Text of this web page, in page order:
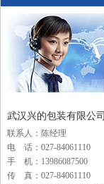
武汉兴的包装有限公司
联系人：陈经理
电 话：027-84061110
手 机：13986087500
传 真：027-84061110